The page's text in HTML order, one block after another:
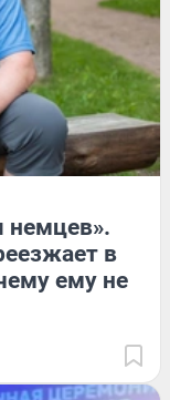
немцев».
в
ему не